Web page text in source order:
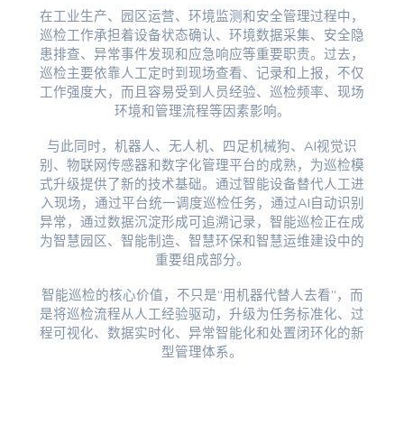
在工业生产、园区运营、环境监测和安全管理过程中，
巡检工作承担着设备状态确认、环境数据采集、安全隐
患排查、异常事件发现和应急响应等重要职责。过去，
巡检主要依靠人工定时到现场查看、记录和上报，不仅
工作强度大，而且容易受到人员经验、巡检频率、现场
环境和管理流程等因素影响。
与此同时，机器人、无人机、四足机械狗、AI视觉识
别、物联网传感器和数字化管理平台的成熟，为巡检模
式升级提供了新的技术基础。通过智能设备替代人工进
入现场，通过平台统一调度巡检任务，通过AI自动识别
异常，通过数据沉淀形成可追溯记录，智能巡检正在成
为智慧园区、智能制造、智慧环保和智慧运维建设中的
重要组成部分。
智能巡检的核心价值，不只是“用机器代替人去看”，而
是将巡检流程从人工经验驱动，升级为任务标准化、过
程可视化、数据实时化、异常智能化和处置闭环化的新
型管理体系。